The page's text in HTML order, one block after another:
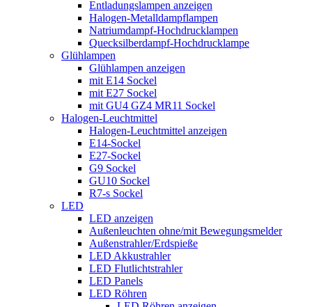
Entladungslampen anzeigen
Halogen-Metalldampflampen
Natriumdampf-Hochdrucklampen
Quecksilberdampf-Hochdrucklampe
Glühlampen
Glühlampen anzeigen
mit E14 Sockel
mit E27 Sockel
mit GU4 GZ4 MR11 Sockel
Halogen-Leuchtmittel
Halogen-Leuchtmittel anzeigen
E14-Sockel
E27-Sockel
G9 Sockel
GU10 Sockel
R7-s Sockel
LED
LED anzeigen
Außenleuchten ohne/mit Bewegungsmelder
Außenstrahler/Erdspieße
LED Akkustrahler
LED Flutlichtstrahler
LED Panels
LED Röhren